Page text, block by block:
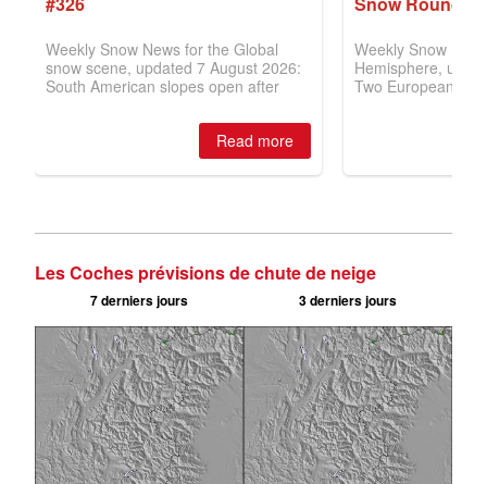
Les Coches prévisions de chute de neige
7 derniers jours 3 derniers jours